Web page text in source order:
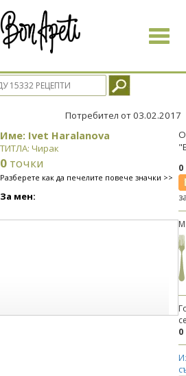
Toggle
Потребител от 03.02.2017
Име: Ivet Haralanova
ТИТЛА: Чирак
0 точки
Разберете как да печелите повече значки >>
За мен:
0